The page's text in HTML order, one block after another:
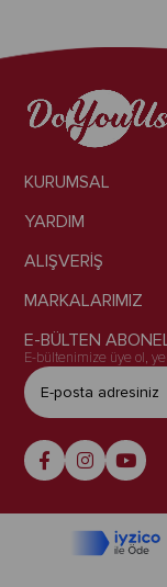
KURUMSAL
YARDIM
ALIŞVERİŞ
MARKALARIMIZ
E-BÜLTEN
E-bültenimize üye ol,